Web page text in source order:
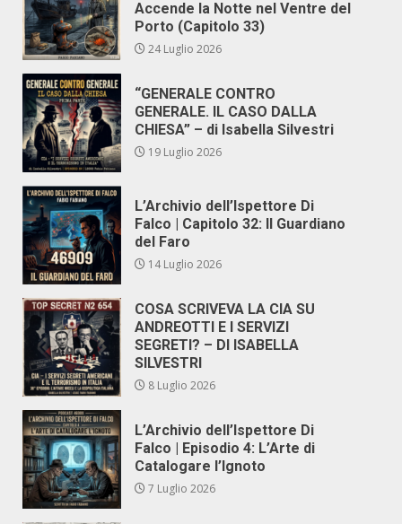
Accende la Notte nel Ventre del
Porto (Capitolo 33)
24 Luglio 2026
“GENERALE CONTRO
GENERALE. IL CASO DALLA
CHIESA” – di Isabella Silvestri
19 Luglio 2026
L’Archivio dell’Ispettore Di
Falco | Capitolo 32: Il Guardiano
del Faro
14 Luglio 2026
COSA SCRIVEVA LA CIA SU
ANDREOTTI E I SERVIZI
SEGRETI? – DI ISABELLA
SILVESTRI
8 Luglio 2026
L’Archivio dell’Ispettore Di
Falco | Episodio 4: L’Arte di
Catalogare l’Ignoto
7 Luglio 2026